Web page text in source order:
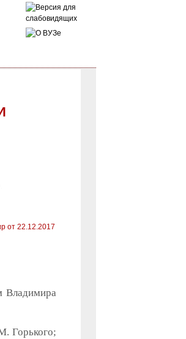
от 22.12.2017
Владимира
Горького;